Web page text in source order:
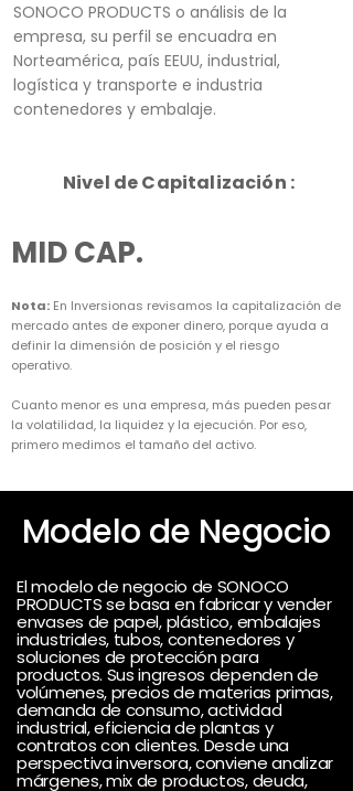
SONOCO PRODUCTS o análisis de la
empresa, su perfil se encuadra en
Norteamérica, país EEUU, industrial,
logística y transporte e industria
contenedores y embalaje.
Nivel de Capitalización :
MID CAP.
Nota: En Inversionas revisamos la capitalización de
mercado antes de exponer dinero, porque ayuda a
definir la dimensión de posición y el riesgo
operativo.
Cuanto menor es una empresa, más pueden pesar
la volatilidad, la liquidez y la ejecución. Por eso,
primero medimos el tamaño del activo.
Modelo de Negocio
El modelo de negocio de SONOCO
PRODUCTS se basa en fabricar y vender
envases de papel, plástico, embalajes
industriales, tubos, contenedores y
soluciones de protección para
productos. Sus ingresos dependen de
volúmenes, precios de materias primas,
demanda de consumo, actividad
industrial, eficiencia de plantas y
contratos con clientes. Desde una
perspectiva inversora, conviene analizar
márgenes, mix de productos, deuda,